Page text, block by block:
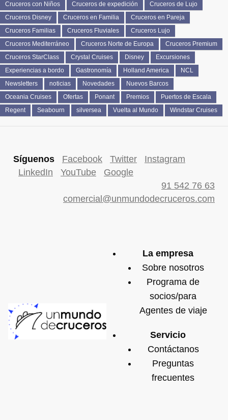
Cruceros con Niños
Cruceros de expedición
Cruceros de Lujo
Cruceros Disney
Cruceros en Familia
Cruceros en Pareja
Cruceros Familias
Cruceros Fluviales
Cruceros Lujo
Cruceros Mediterráneo
Cruceros Norte de Europa
Cruceros Premium
Cruceros StarClass
Crystal Cruises Disney
Excursiones
Experiencias a bordo
Gastronomía Holland America
NCL
Newsletters
noticias Novedades
Nuevos Barcos
Oceania Cruises
Ofertas Ponant Premios
Puertos de Escala
Regent
Seabourn silversea Vuelta al Mundo Windstar Cruises
Síguenos Facebook Twitter
Instagram
LinkedIn
YouTube
Google
91 542 76 63
comercial@unmundodecruceros.com
La empresa
Sobre nosotros
Programa de
socios/para
Agentes de viaje
Servicio
Contáctanos
Preguntas
frecuentes